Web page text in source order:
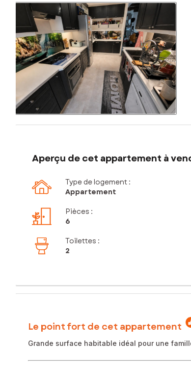
Aperçu de cet appartement à
Type de logement :
Appartement
Pièces :
6
Toilettes :
2
Le point fort de cet appartement
Grande surface habitable idéal pour une